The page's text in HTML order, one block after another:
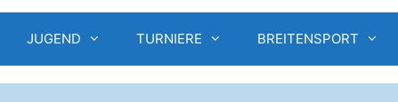
JUGEND TURNIERE BREITENSPORT